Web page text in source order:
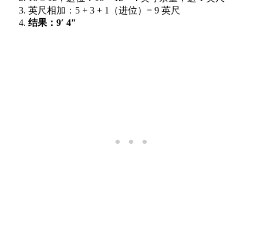
英尺相加：5 + 3 + 1（进位）= 9 英尺
结果：9′ 4″